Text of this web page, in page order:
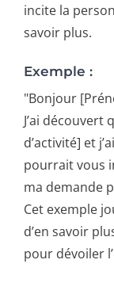
incite la
savoir plus.
Exemple :
"Bonjour
J’ai
d’activité] et
pourrait vous
ma demande
Cet exemple
d’en savoir
pour dévoiler